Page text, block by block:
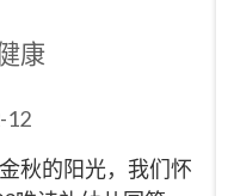
康
12
秋的阳光，我们怀